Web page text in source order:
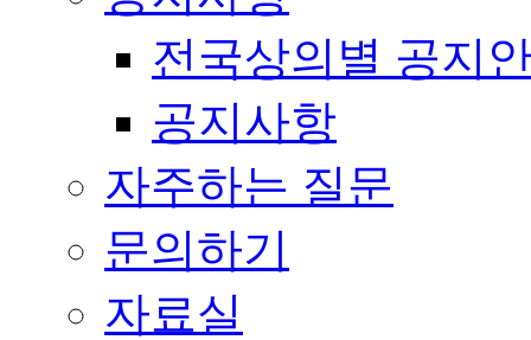
전국상의별 공지
공지사항
자주하는 질문
문의하기
자료실